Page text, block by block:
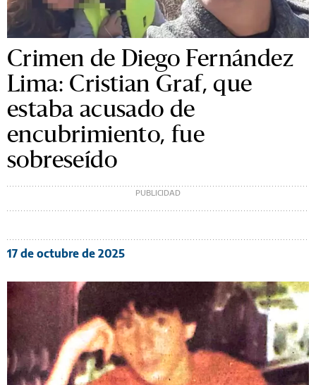
Crimen de Diego Fernández
Lima: Cristian Graf, que
estaba acusado de
encubrimiento, fue
sobreseído
17 de octubre de 2025